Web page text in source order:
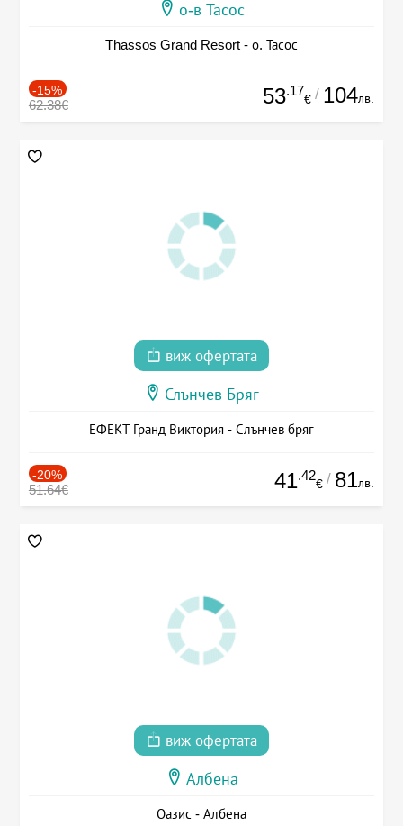
о-в Тасос
Thassos Grand Resort - о. Тасос
-15%
62.38€ 53.17
€ / 104лв.
виж офертата
Слънчев Бряг
ЕФЕКТ Гранд Виктория - Слънчев бряг
-20%
51.64€ 41.42
€ / 81лв.
виж офертата
Албена
Оазис - Албена